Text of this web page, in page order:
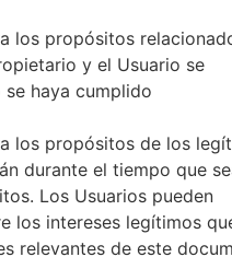
los propósitos
y el Usuario se
haya cumplido
los propósitos de los
durante el tiempo que
Los Usuarios pueden
los intereses legítimos
relevantes de este